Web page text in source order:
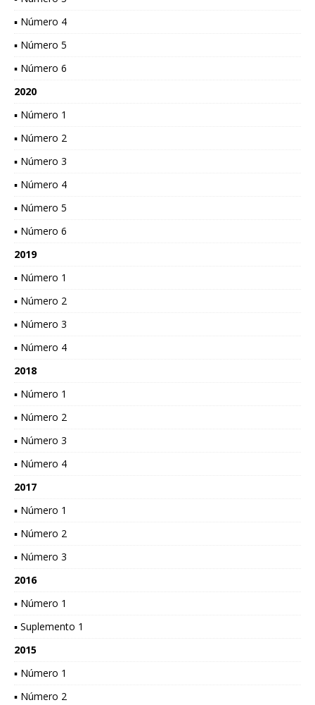
▪ Número 4
▪ Número 5
▪ Número 6
2020
▪ Número 1
▪ Número 2
▪ Número 3
▪ Número 4
▪ Número 5
▪ Número 6
2019
▪ Número 1
▪ Número 2
▪ Número 3
▪ Número 4
2018
▪ Número 1
▪ Número 2
▪ Número 3
▪ Número 4
2017
▪ Número 1
▪ Número 2
▪ Número 3
2016
▪ Número 1
▪ Suplemento 1
2015
▪ Número 1
▪ Número 2